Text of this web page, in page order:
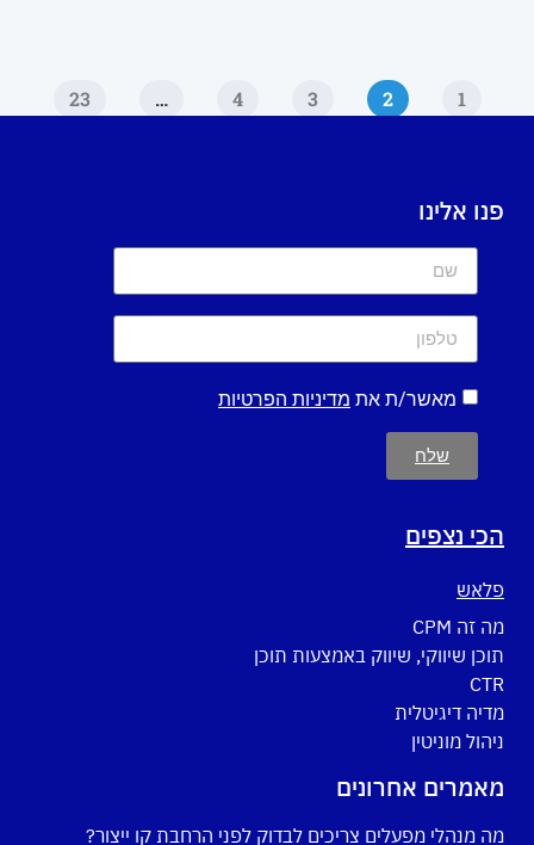
1
2
3
4
…
23
פנו אלינו
מאשר/ת את מדיניות הפרטיות
שלח
הכי נצפים
פלאש
מה זה CPM
תוכן שיווקי, שיווק באמצעות תוכן
CTR
מדיה דיגיטלית
ניהול מוניטין
מאמרים אחרונים
מה מנהלי מפעלים צריכים לבדוק לפני הרחבת קו ייצור?